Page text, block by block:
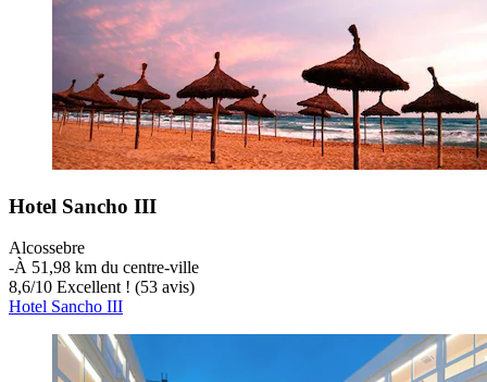
Hotel Sancho III
Alcossebre
‐À 51,98 km du centre-ville
8,6/10 Excellent ! (53 avis)
Hotel Sancho III